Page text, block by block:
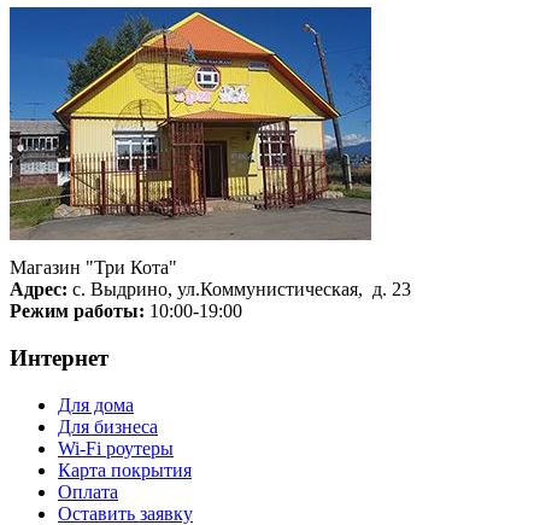
Магазин "Три Кота"
Адрес: с. Выдрино, ул.Коммунистическая, д. 23
Режим работы: 10:00-19:00
Интернет
Для дома
Для бизнеса
Wi-Fi роутеры
Карта покрытия
Оплата
Оставить заявку